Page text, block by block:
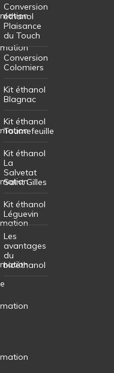
Conversion
éthanol
Plaisance
du Touch
Conversion
Colomiers
Kit éthanol
Blagnac
Kit éthanol
Tournefeuille
Kit éthanol
La
Salvetat
Saint Gilles
Kit éthanol
Léguevin
Les
avantages
du
bioéthanol